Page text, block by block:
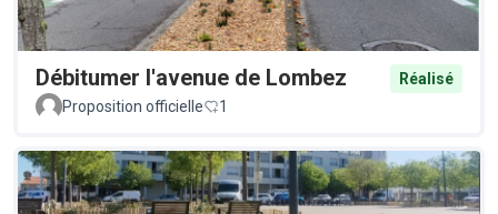
Débitumer l'avenue de Lombez
Réalisé
Proposition officielle
1